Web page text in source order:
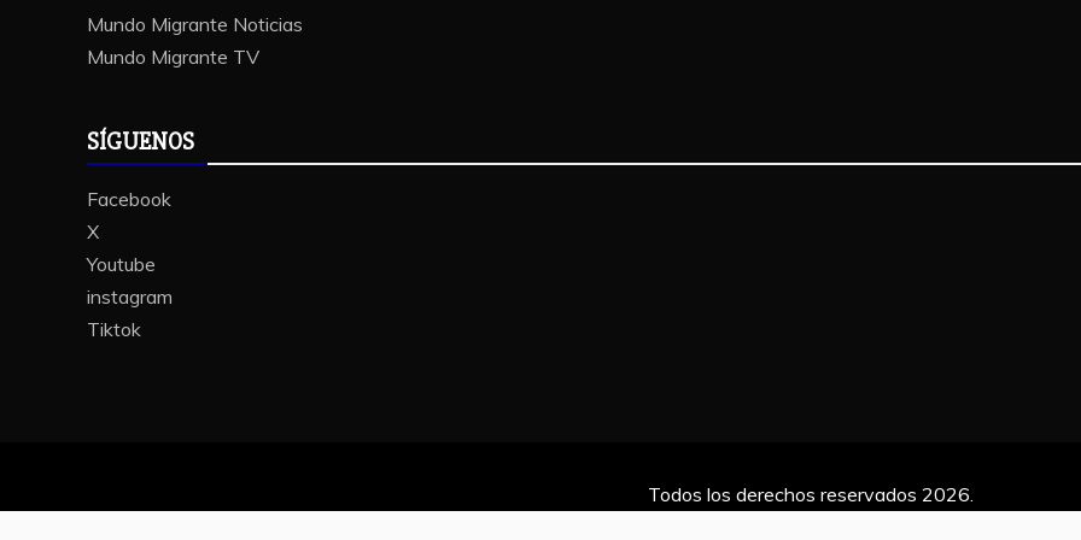
Mundo Migrante Noticias
Mundo Migrante TV
SÍGUENOS
Facebook
X
Youtube
instagram
Tiktok
Todos los derechos reservados 2026.